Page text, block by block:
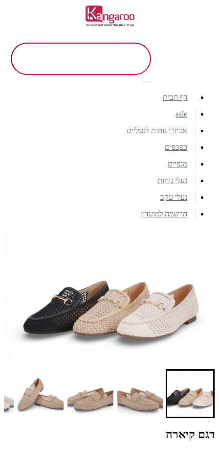
דף הבית
sale
אביזרי נוחות לנעליים
כפכפים
מגפיים
נעלי נוחות
נעלי עקב
הרשמה למועדון
דגם קיארה